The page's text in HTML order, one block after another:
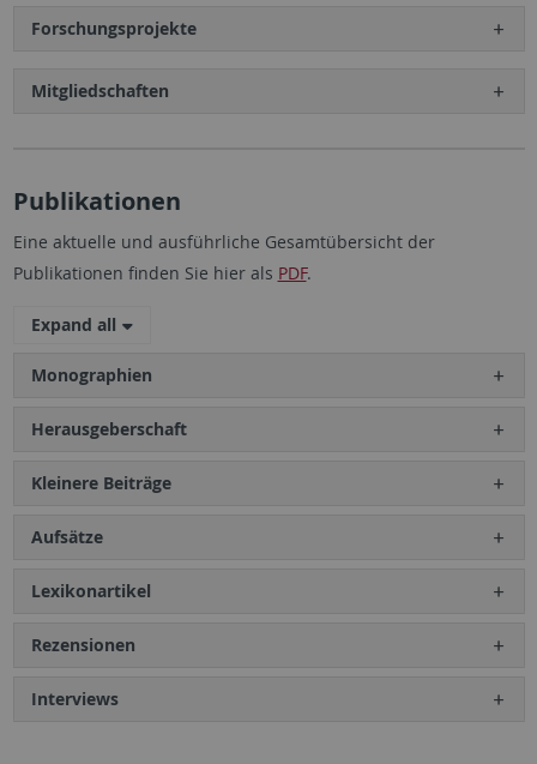
Forschungsprojekte
Mitgliedschaften
Publikationen
Eine aktuelle und ausführliche Gesamtübersicht der
Publikationen finden Sie hier als PDF.
Expand all
Monographien
Herausgeberschaft
Kleinere Beiträge
Aufsätze
Lexikonartikel
Rezensionen
Interviews